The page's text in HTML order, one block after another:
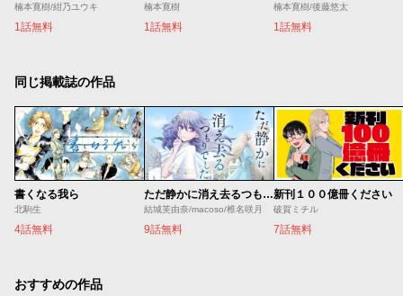
楠本寛樹/紺乃ユウキ
1話無料
楠本寛樹
1話無料
楠本寛樹/後藤悠太
1話無料
同じ掲載誌の作品
書くなる我ら
北駒生
4話無料
ただ静かに消え去るつもりでした
結城芙由奈/macoso/椎名咲月
9話無料
新刊１００億冊ください
破賀ミチル
7話無料
おすすめの作品